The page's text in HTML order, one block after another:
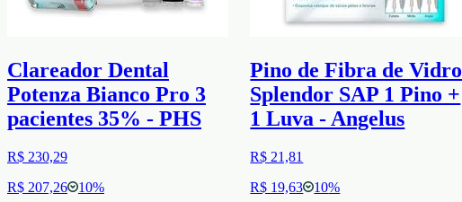
Clareador Dental
Potenza Bianco Pro 3
pacientes 35% - PHS
R$ 230,29
R$ 207,26
10%
Pino de Fibra de Vidro
Splendor SAP 1 Pino +
1 Luva - Angelus
R$ 21,81
R$ 19,63
10%